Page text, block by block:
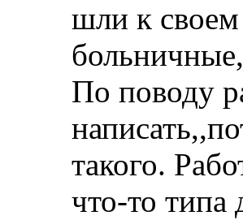
шли к своем
По поводу
такого.
что-то